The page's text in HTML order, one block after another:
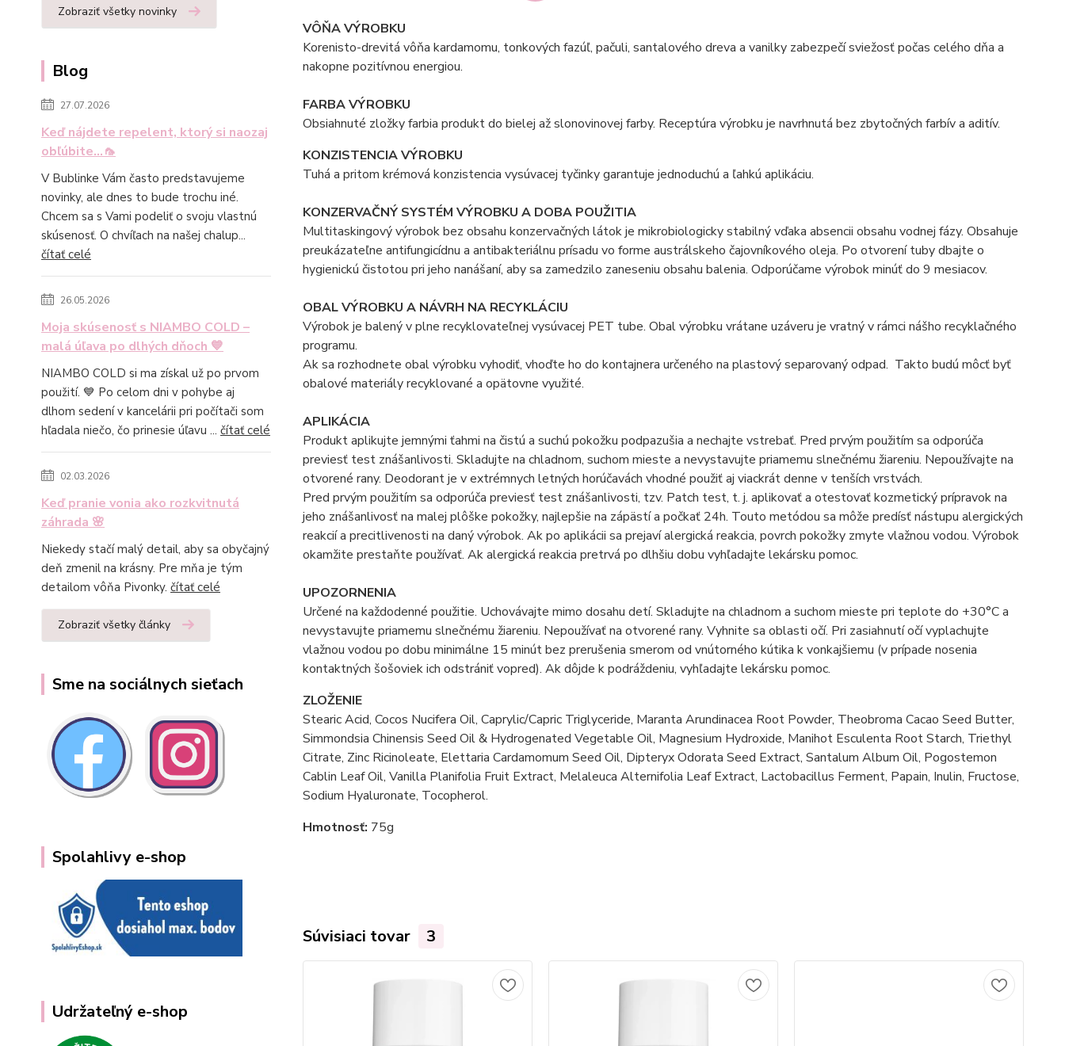
Zobraziť všetky novinky
Blog
27.07.2026
Keď nájdete repelent, ktorý si naozaj
obľúbite...🦟
V Bublinke Vám často predstavujeme
novinky, ale dnes to bude trochu iné.
Chcem sa s Vami podeliť o svoju vlastnú
skúsenosť. O chvíľach na našej chalup...
čítať celé
26.05.2026
Moja skúsenosť s NIAMBO COLD –
malá úľava po dlhých dňoch 💙
NIAMBO COLD si ma získal už po prvom
použití. 💙 Po celom dni v pohybe aj
dlhom sedení v kancelárii pri počítači som
hľadala niečo, čo prinesie úľavu ... čítať celé
02.03.2026
Keď pranie vonia ako rozkvitnutá
záhrada 🌸
Niekedy stačí malý detail, aby sa obyčajný
deň zmenil na krásny. Pre mňa je tým
detailom vôňa Pivonky. čítať celé
Zobraziť všetky články
Sme na sociálnych sieťach
Spolahlivy e-shop
Udržateľný e-shop
VÔŇA VÝROBKU
Korenisto-drevitá vôňa kardamomu, tonkových fazúľ, pačuli, santalového dreva a vanilky zabezpečí sviežosť počas celého dňa a
nakopne pozitívnou energiou.
FARBA VÝROBKU
Obsiahnuté zložky farbia produkt do bielej až slonovinovej farby. Receptúra výrobku je navrhnutá bez zbytočných farbív a aditív.
KONZISTENCIA VÝROBKU
Tuhá a pritom krémová konzistencia vysúvacej tyčinky garantuje jednoduchú a ľahkú aplikáciu.
KONZERVAČNÝ SYSTÉM VÝROBKU A DOBA POUŽITIA
Multitaskingový výrobok bez obsahu konzervačných látok je mikrobiologicky stabilný vďaka absencii obsahu vodnej fázy. Obsahuje
preukázateľne antifungicídnu a antibakteriálnu prísadu vo forme austrálskeho čajovníkového oleja. Po otvorení tuby dbajte o
hygienickú čistotou pri jeho nanášaní, aby sa zamedzilo zaneseniu obsahu balenia. Odporúčame výrobok minúť do 9 mesiacov.
OBAL VÝROBKU A NÁVRH NA RECYKLÁCIU
Výrobok je balený v plne recyklovateľnej vysúvacej PET tube. Obal výrobku vrátane uzáveru je vratný v rámci nášho recyklačného
programu.
Ak sa rozhodnete obal výrobku vyhodiť, vhoďte ho do kontajnera určeného na plastový separovaný odpad. Takto budú môcť byť
obalové materiály recyklované a opätovne využité.
APLIKÁCIA
Produkt aplikujte jemnými ťahmi na čistú a suchú pokožku podpazušia a nechajte vstrebať. Pred prvým použitím sa odporúča
previesť test znášanlivosti. Skladujte na chladnom, suchom mieste a nevystavujte priamemu slnečnému žiareniu. Nepoužívajte na
otvorené rany. Deodorant je v extrémnych letných horúčavách vhodné použiť aj viackrát denne v tenších vrstvách.
Pred prvým použitím sa odporúča previesť test znášanlivosti, tzv. Patch test, t. j. aplikovať a otestovať kozmetický prípravok na
jeho znášanlivosť na malej plôške pokožky, najlepšie na zápästí a počkať 24h. Touto metódou sa môže predísť nástupu alergických
reakcií a precitlivenosti na daný výrobok. Ak po aplikácii sa prejaví alergická reakcia, povrch pokožky zmyte vlažnou vodou. Výrobok
okamžite prestaňte používať. Ak alergická reakcia pretrvá po dlhšiu dobu vyhľadajte lekársku pomoc.
UPOZORNENIA
Určené na každodenné použitie. Uchovávajte mimo dosahu detí. Skladujte na chladnom a suchom mieste pri teplote do +30°C a
nevystavujte priamemu slnečnému žiareniu. Nepoužívať na otvorené rany. Vyhnite sa oblasti očí. Pri zasiahnutí očí vyplachujte
vlažnou vodou po dobu minimálne 15 minút bez prerušenia smerom od vnútorného kútika k vonkajšiemu (v prípade nosenia
kontaktných šošoviek ich odstrániť vopred). Ak dôjde k podráždeniu, vyhľadajte lekársku pomoc.
ZLOŽENIE
Stearic Acid, Cocos Nucifera Oil, Caprylic/Capric Triglyceride, Maranta Arundinacea Root Powder, Theobroma Cacao Seed Butter,
Simmondsia Chinensis Seed Oil & Hydrogenated Vegetable Oil, Magnesium Hydroxide, Manihot Esculenta Root Starch, Triethyl
Citrate, Zinc Ricinoleate, Elettaria Cardamomum Seed Oil, Dipteryx Odorata Seed Extract, Santalum Album Oil, Pogostemon
Cablin Leaf Oil, Vanilla Planifolia Fruit Extract, Melaleuca Alternifolia Leaf Extract, Lactobacillus Ferment, Papain, Inulin, Fructose,
Sodium Hyaluronate, Tocopherol.
Hmotnosť: 75g
Súvisiaci tovar 3